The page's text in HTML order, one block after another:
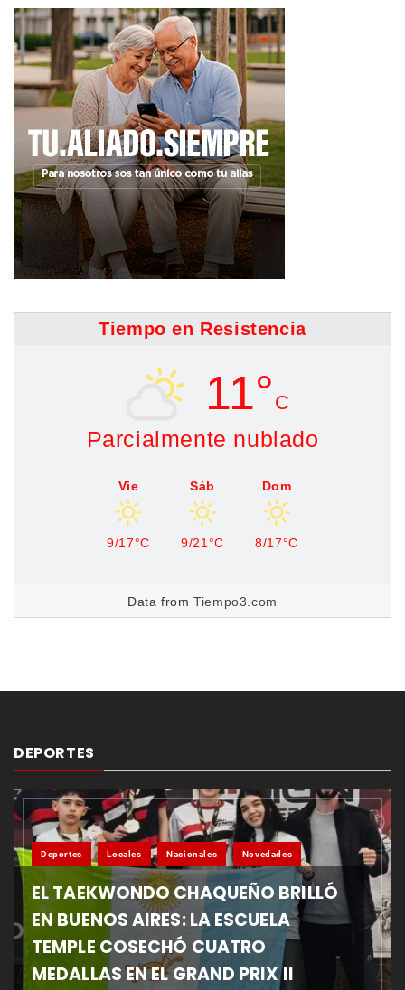
Tiempo en Resistencia
11° C
Parcialmente nublado
Vie
9/17°C
Sáb
9/21°C
Dom
8/17°C
Data fromTiempo3.com
DEPORTES
Deportes Locales Nacionales Novedades
EL TAEKWONDO CHAQUEÑO BRILLÓ
EN BUENOS AIRES: LA ESCUELA
TEMPLE COSECHÓ CUATRO
MEDALLAS EN EL GRAND PRIX II